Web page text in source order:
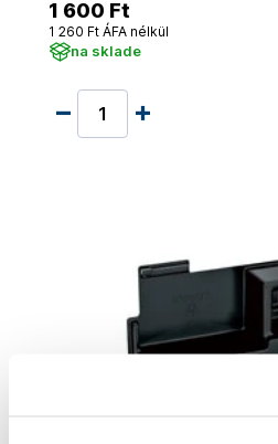
1 600 Ft
1 260 Ft ÁFA nélkül
na sklade